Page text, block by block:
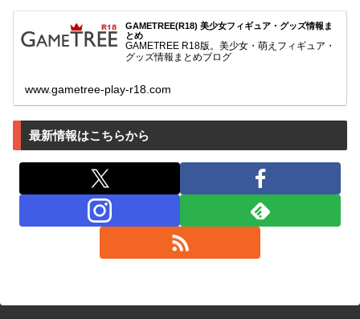
GAMETREE(R18) 美少女フィギュア・グッズ情報ま
とめ
GAMETREE R18版。美少女・萌えフィギュア・
グッズ情報まとめブログ
www.gametree-play-r18.com
最新情報はこちらから